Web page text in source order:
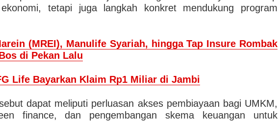
tetapi juga langkah konkret mendukung program
(MREI), Manulife Syariah, hingga Tap Insure Rombak
di Pekan Lalu
Life Bayarkan Klaim Rp1 Miliar di Jambi
dapat meliputi perluasan akses pembiayaan bagi UMKM,
finance, dan pengembangan skema keuangan untuk